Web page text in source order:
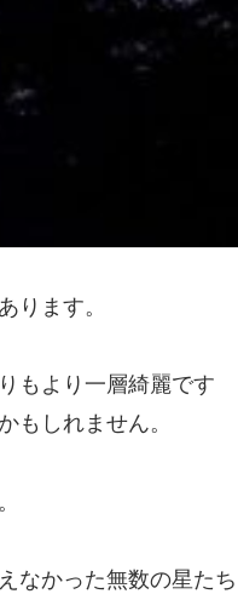
ります。
もより一層綺麗です
もしれません。
なかった無数の星たち